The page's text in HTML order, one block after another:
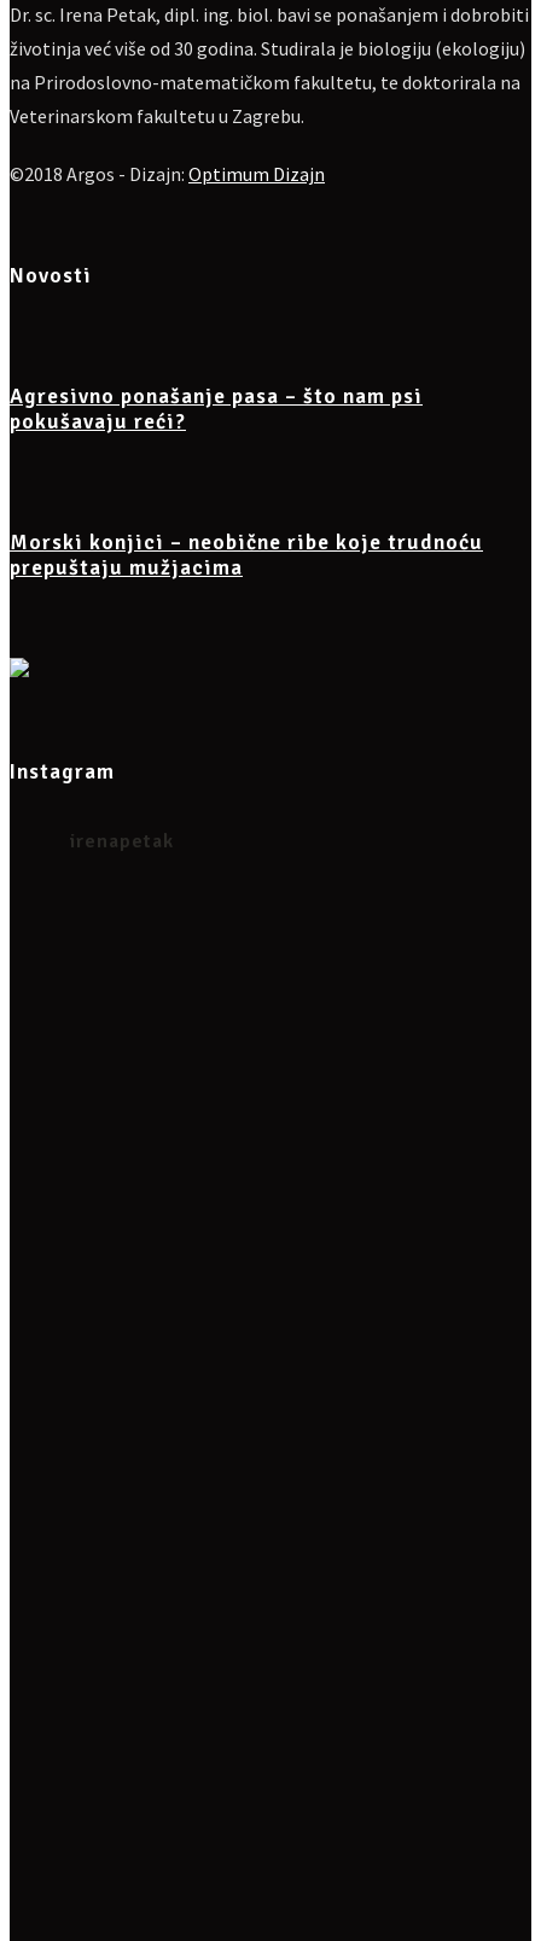
Dr. sc. Irena Petak, dipl. ing. biol. bavi se ponašanjem i dobrobiti
životinja već više od 30 godina. Studirala je biologiju (ekologiju)
na Prirodoslovno-matematičkom fakultetu, te doktorirala na
Veterinarskom fakultetu u Zagrebu.
©2018 Argos - Dizajn: Optimum Dizajn
Novosti
Agresivno ponašanje pasa – što nam psi
pokušavaju reći?
Morski konjici – neobične ribe koje trudnoću
prepuštaju mužjacima
Instagram
irenapetak